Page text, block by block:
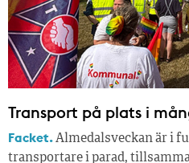
Transport på plats i
Facket.Almedalsveckan är i
transportare i parad,